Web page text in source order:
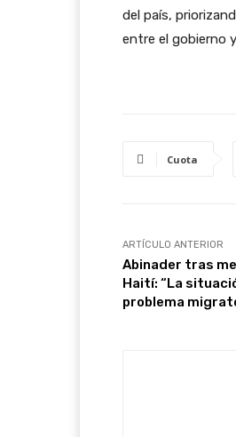
del país,
entre el gobierno
Cuota
ARTÍCULO ANTERIOR
Abinader tras
Haití: “La
problema